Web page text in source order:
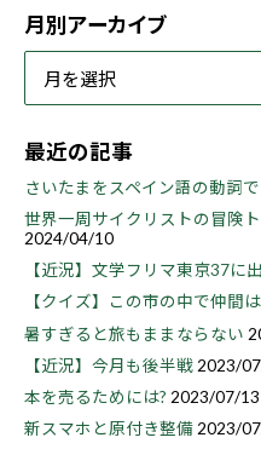
月別アーカイブ
最近の記事
さいたまをスペイン語の動詞
世界一周サイクリストの冒険
2024/04/10
【近況】文学フリマ東京37に
【クイズ】この市の中で仲間
暑すぎると旅もままならない
【近況】今月も後半戦 2023/
本を売るためには? 2023/07/13
新スマホと原付き整備 2023/